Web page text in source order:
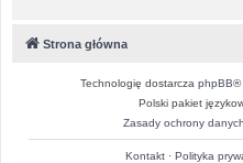
Strona główna
Technologię dostarcza phpBB®
Polski pakiet
Zasady ochrony
Kontakt· Polityka